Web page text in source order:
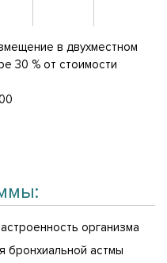
в двухместном
30 % от стоимости
организма
бронхиальной астмы